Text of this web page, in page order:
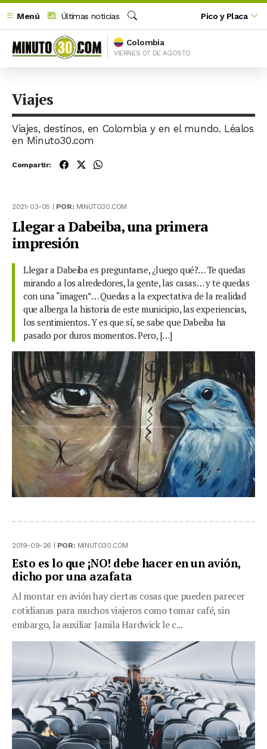
Menú
Últimas noticias
Buscar
Pico y Placa
Colombia
VIERNES 07 DE AGOSTO
Viajes
Viajes, destinos, en Colombia y en el mundo. Léalos
en Minuto30.com
Compartir:
2021-03-05 | POR: MINUTO30.COM
Llegar a Dabeiba, una primera
impresión
Llegar a Dabeiba es preguntarse, ¿luego qué?… Te quedas
mirando a los alrededores, la gente, las casas… y te quedas
con una “imagen”… Quedas a la expectativa de la realidad
que alberga la historia de este municipio, las experiencias,
los sentimientos. Y es que sí, se sabe que Dabeiba ha
pasado por duros momentos. Pero, […]
2019-09-26 | POR: MINUTO30.COM
Esto es lo que ¡NO! debe hacer en un avión,
dicho por una azafata
Al montar en avión hay ciertas cosas que pueden parecer
cotidianas para muchos viajeros como tomar café, sin
embargo, la auxiliar Jamila Hardwick le c...